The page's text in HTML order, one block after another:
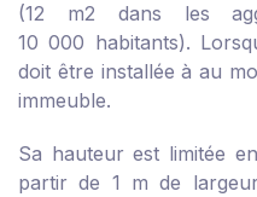
(12 m2 dans les
10 000 habitants).
doit être installée à au
immeuble.
Sa hauteur est limitée
partir de 1 m de